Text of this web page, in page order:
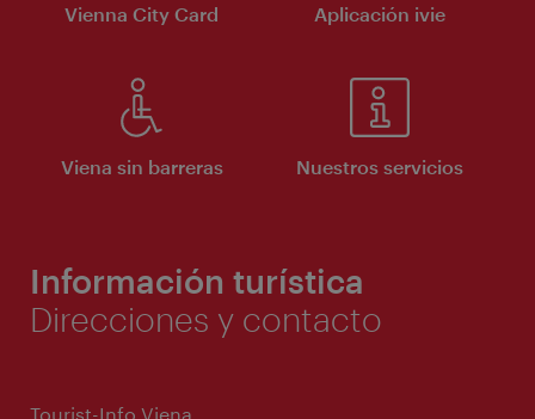
Vienna City Card Aplicación ivie
Viena sin barreras Nuestros servicios
Información turística
Direcciones y contacto
Tourist-Info Viena